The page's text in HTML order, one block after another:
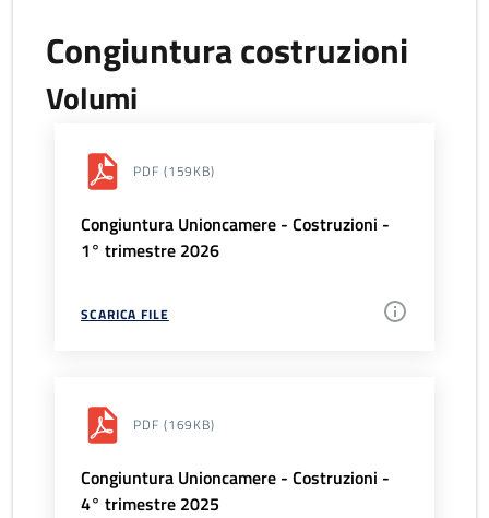
Congiuntura costruzioni
Volumi
PDF (159KB)
Congiuntura Unioncamere - Costruzioni -
1° trimestre 2026
SCARICA FILE
PDF (169KB)
Congiuntura Unioncamere - Costruzioni -
4° trimestre 2025